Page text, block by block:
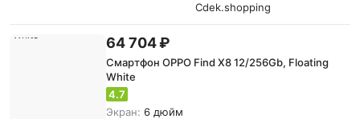
Cdek.shopping
64 704 ₽
Смартфон OPPO Find X8 12/256Gb, Floating
White
4.7
Экран: 6 дюйм